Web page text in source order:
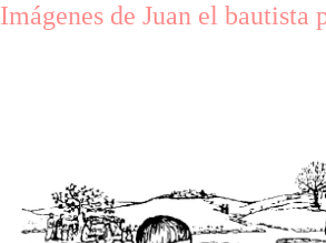
Imágenes de Juan el bautista